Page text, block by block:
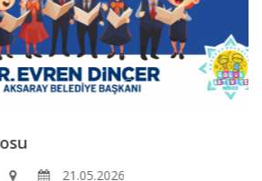
21.05.2026